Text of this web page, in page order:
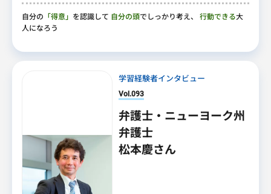
自分の 「得意」 を認識して 自分の頭でしっかり考え、 行動できる大
人になろう
学習経験者インタビュー
Vol.093
弁護士・ニューヨーク州
弁護士
松本慶さん